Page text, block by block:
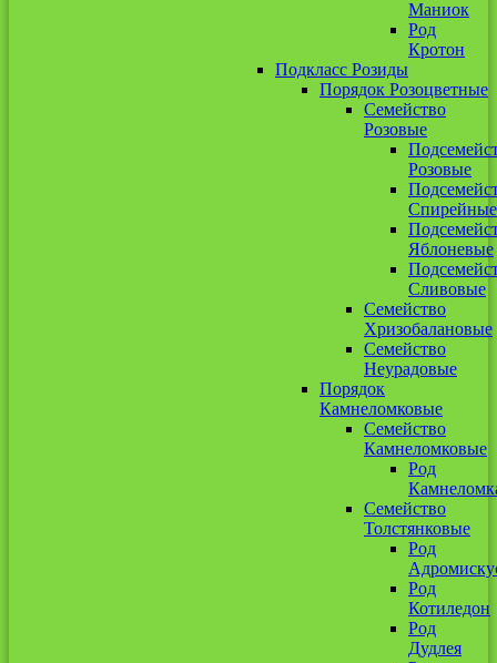
Маниок
Род
Кротон
Подкласс Розиды
Порядок Розоцветные
Семейство
Розовые
Розовые
Спирейные
Яблоневые
Сливовые
Семейство
Хризобалановые
Семейство
Неурадовые
Порядок
Камнеломковые
Семейство
Камнеломковые
Род
Семейство
Толстянковые
Род
Род
Котиледон
Род
Дудлея